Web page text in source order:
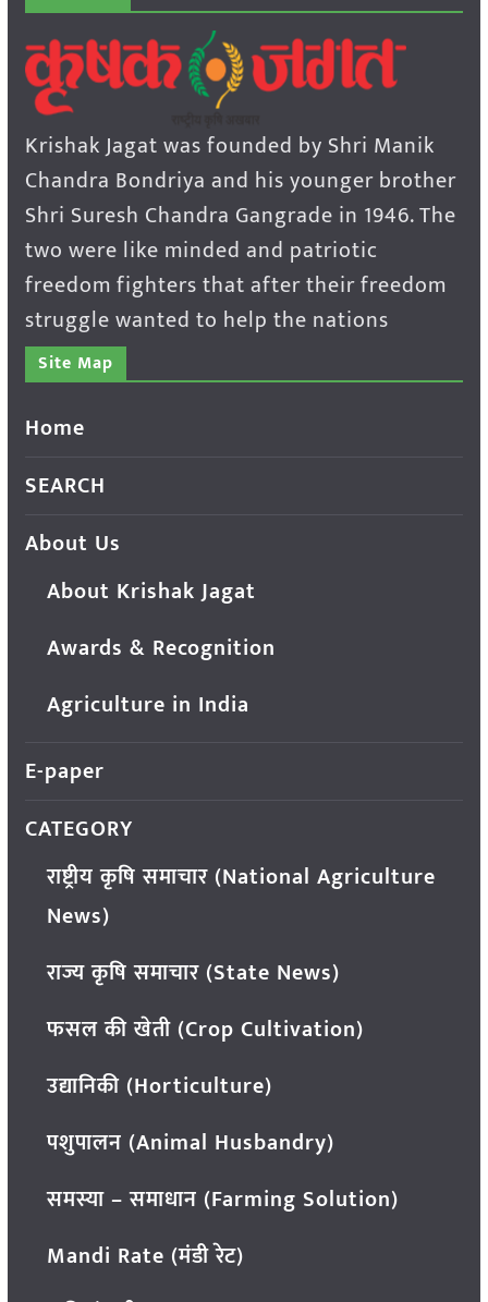
Krishak Jagat was founded by Shri Manik
Chandra Bondriya and his younger brother
Shri Suresh Chandra Gangrade in 1946. The
two were like minded and patriotic
freedom fighters that after their freedom
struggle wanted to help the nations
Site Map
Home
SEARCH
About Us
About Krishak Jagat
Awards & Recognition
Agriculture in India
E-paper
CATEGORY
राष्ट्रीय कृषि समाचार (National Agriculture
News)
राज्य कृषि समाचार (State News)
फसल की खेती (Crop Cultivation)
उद्यानिकी (Horticulture)
पशुपालन (Animal Husbandry)
समस्या – समाधान (Farming Solution)
Mandi Rate (मंडी रेट)